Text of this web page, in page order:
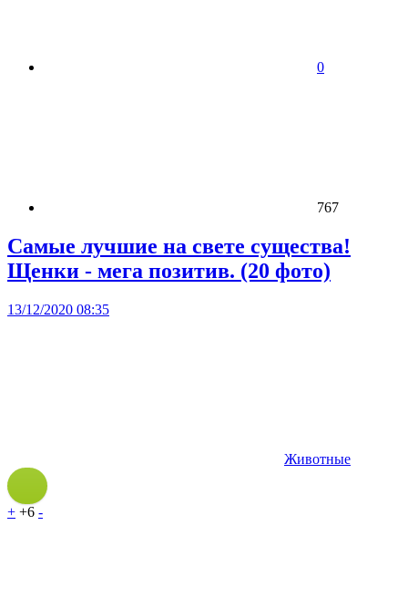
0
767
Самые лучшие на свете существа!
Щенки - мега позитив. (20 фото)
13/12/2020 08:35
Животные
+ +6 -